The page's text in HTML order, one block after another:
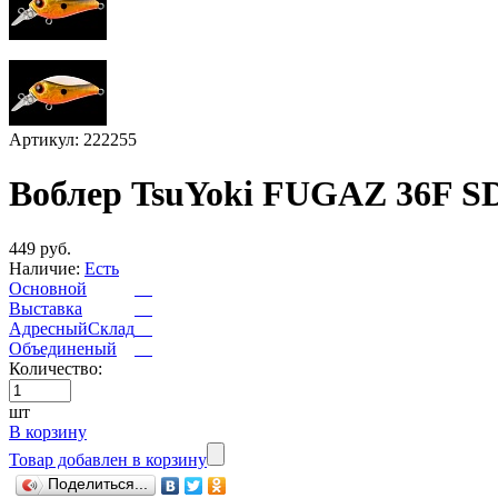
Артикул: 222255
Воблер TsuYoki FUGAZ 36F
449 руб.
Наличие: Есть
Основной
Выставка
АдресныйСклад
Объединеный
Количество:
шт
В корзину
Товар добавлен в корзину
Поделиться...